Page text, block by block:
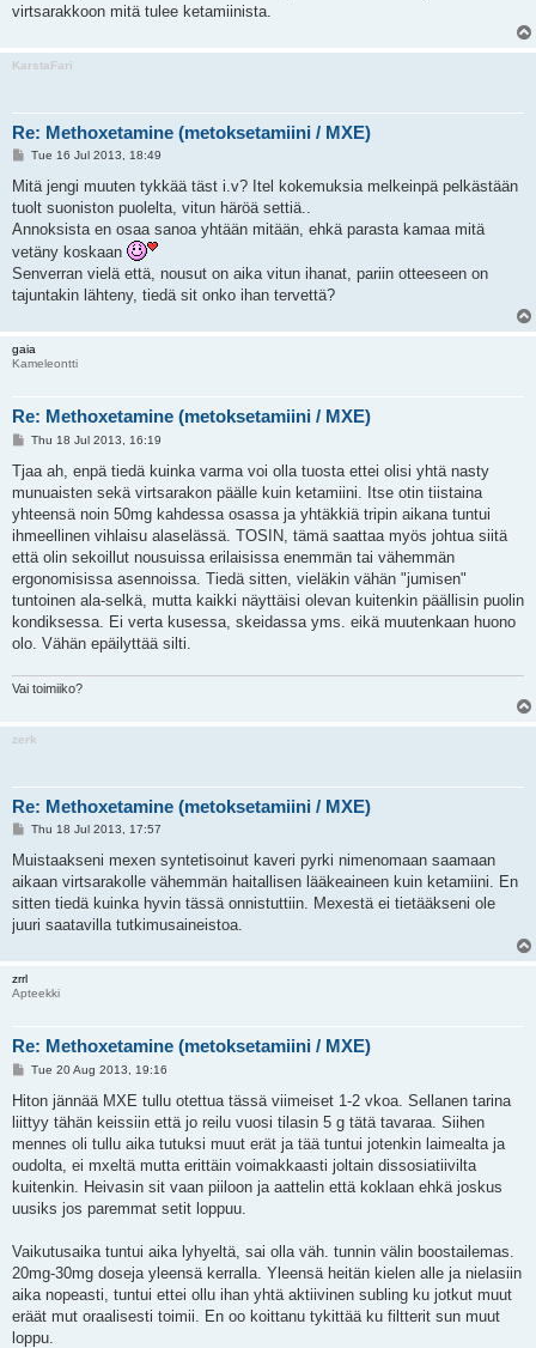
virtsarakkoon mitä tulee ketamiinista.
KarstaFari
Re: Methoxetamine (metoksetamiini / MXE)
P
s
Tue 16 Jul 2013, 18:49
Mitä jengi muuten tykkää täst i.v? Itel kokemuksia melkeinpä pelkästään
tuolt suoniston puolelta, vitun häröä settiä..
Annoksista en osaa sanoa yhtään mitään, ehkä parasta kamaa mitä
vetäny koskaan
Senverran vielä että, nousut on aika vitun ihanat, pariin otteeseen on
tajuntakin lähteny, tiedä sit onko ihan tervettä?
gaia
Kameleontti
Re: Methoxetamine (metoksetamiini / MXE)
P
s
Thu 18 Jul 2013, 16:19
Tjaa ah, enpä tiedä kuinka varma voi olla tuosta ettei olisi yhtä nasty
munuaisten sekä virtsarakon päälle kuin ketamiini. Itse otin tiistaina
yhteensä noin 50mg kahdessa osassa ja yhtäkkiä tripin aikana tuntui
ihmeellinen vihlaisu alaselässä. TOSIN, tämä saattaa myös johtua siitä
että olin sekoillut nousuissa erilaisissa enemmän tai vähemmän
ergonomisissa asennoissa. Tiedä sitten, vieläkin vähän "jumisen"
tuntoinen ala-selkä, mutta kaikki näyttäisi olevan kuitenkin päällisin puolin
kondiksessa. Ei verta kusessa, skeidassa yms. eikä muutenkaan huono
olo. Vähän epäilyttää silti.
Vai toimiiko?
zerk
Re: Methoxetamine (metoksetamiini / MXE)
P
s
Thu 18 Jul 2013, 17:57
Muistaakseni mexen syntetisoinut kaveri pyrki nimenomaan saamaan
aikaan virtsarakolle vähemmän haitallisen lääkeaineen kuin ketamiini. En
sitten tiedä kuinka hyvin tässä onnistuttiin. Mexestä ei tietääkseni ole
juuri saatavilla tutkimusaineistoa.
zrrl
Apteekki
Re: Methoxetamine (metoksetamiini / MXE)
P
s
Tue 20 Aug 2013, 19:16
Hiton jännää MXE tullu otettua tässä viimeiset 1-2 vkoa. Sellanen tarina
liittyy tähän keissiin että jo reilu vuosi tilasin 5 g tätä tavaraa. Siihen
mennes oli tullu aika tutuksi muut erät ja tää tuntui jotenkin laimealta ja
oudolta, ei mxeltä mutta erittäin voimakkaasti joltain dissosiatiivilta
kuitenkin. Heivasin sit vaan piiloon ja aattelin että koklaan ehkä joskus
uusiks jos paremmat setit loppuu.
Vaikutusaika tuntui aika lyhyeltä, sai olla väh. tunnin välin boostailemas.
20mg-30mg doseja yleensä kerralla. Yleensä heitän kielen alle ja nielasiin
aika nopeasti, tuntui ettei ollu ihan yhtä aktiivinen subling ku jotkut muut
eräät mut oraalisesti toimii. En oo koittanu tykittää ku filtterit sun muut
loppu.